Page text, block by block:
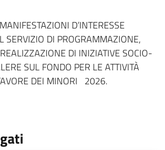
D’INTERESSE
SERVIZIO DI PROGRAMMAZIONE,
DI INIZIATIVE SOCIO-
SUL FONDO PER LE ATTIVITÀ
DEI MINORI 2026.